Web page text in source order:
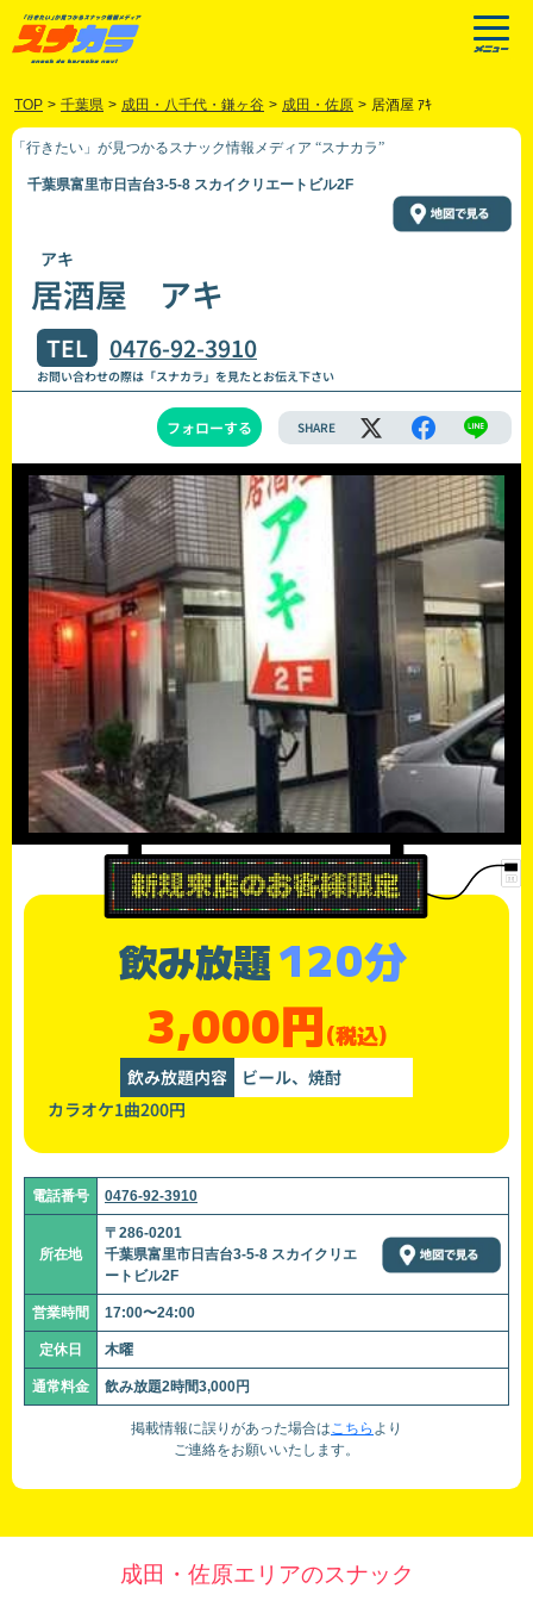
TOP > 千葉県 > 成田・八千代・鎌ヶ谷 > 成田・佐原 > 居酒屋 ｱｷ
「行きたい」が見つかるスナック情報メディア “スナカラ”
千葉県富里市日吉台3-5-8 スカイクリエートビル2F
アキ
居酒屋 アキ
TEL 0476-92-3910
お問い合わせの際は「スナカラ」を見たとお伝え下さい
フォローする SHARE
飲み放題120分
3,000円(税込)
飲み放題内容
ビール、焼酎
カラオケ1曲200円
電話番号 0476-92-3910
所在地
〒286-0201
千葉県富里市日吉台3-5-8 スカイクリエ
ートビル2F
営業時間 17:00〜24:00
定休日 木曜
通常料金 飲み放題2時間3,000円
掲載情報に誤りがあった場合はこちら より
ご連絡をお願いいたします。
成田・佐原エリアのスナック